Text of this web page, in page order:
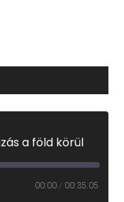
a föld körül
00:00 / 00:35:05